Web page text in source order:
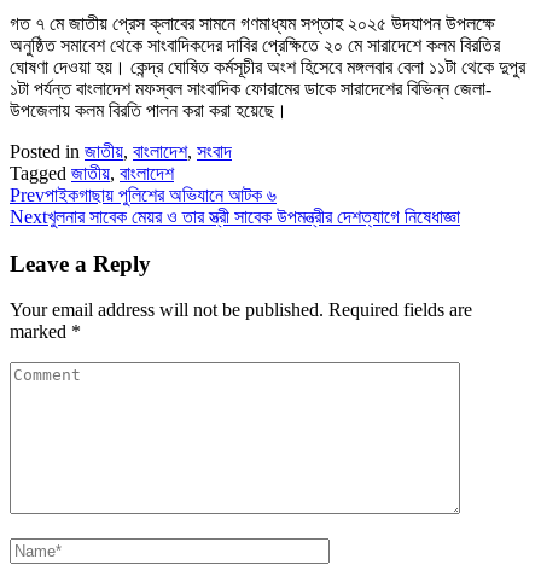
গত ৭ মে জাতীয় প্রেস ক্লাবের সামনে গণমাধ্যম সপ্তাহ ২০২৫ উদযাপন উপলক্ষে
অনুষ্ঠিত সমাবেশ থেকে সাংবাদিকদের দাবির প্রেক্ষিতে ২০ মে সারাদেশে কলম বিরতির
ঘোষণা দেওয়া হয়। কেন্দ্র ঘোষিত কর্মসূচীর অংশ হিসেবে মঙ্গলবার বেলা ১১টা থেকে দুপুর
১টা পর্যন্ত বাংলাদেশ মফস্বল সাংবাদিক ফোরামের ডাকে সারাদেশের বিভিন্ন জেলা-
উপজেলায় কলম বিরতি পালন করা করা হয়েছে।
Posted in জাতীয়, বাংলাদেশ, সংবাদ
Tagged জাতীয়, বাংলাদেশ
Prevপাইকগাছায় পুলিশের অভিযানে আটক ৬
Nextখুলনার সাবেক মেয়র ও তার স্ত্রী সাবেক উপমন্ত্রীর দেশত্যাগে নিষেধাজ্ঞা
Leave a Reply
Your email address will not be published. Required fields are
marked *